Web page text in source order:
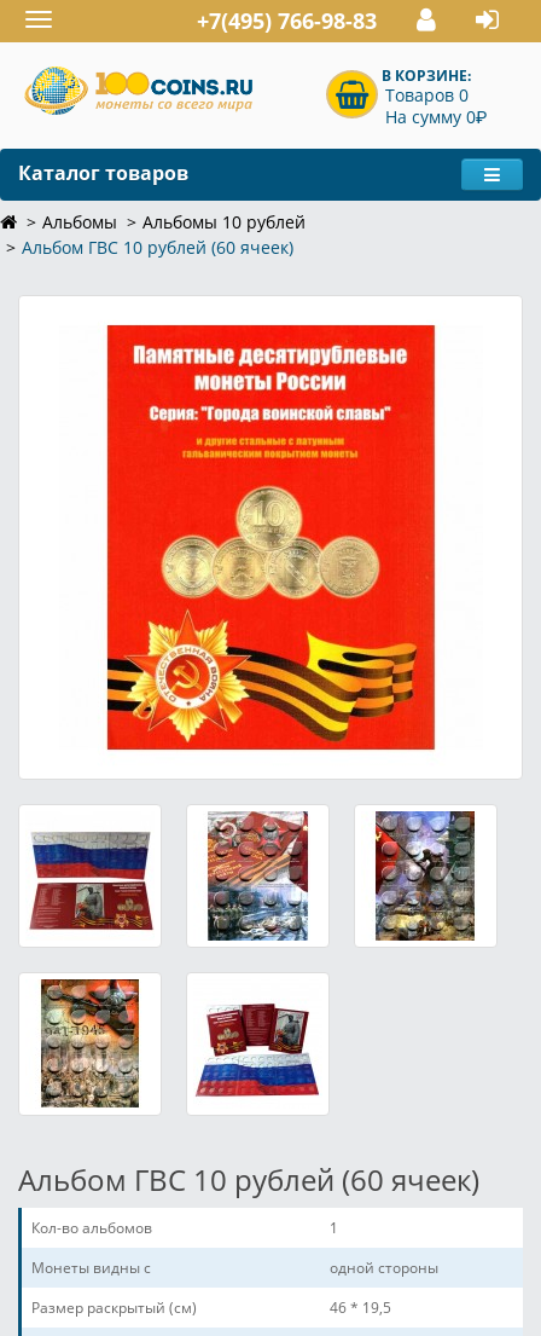
Toggle
navigation
+7(495) 766-98-83
В КОРЗИНЕ:
Товаров 0
На сумму 0P
Каталог товаров
Альбомы
Альбомы 10 рублей
Альбом ГВС 10 рублей (60 ячеек)
Альбом ГВС 10 рублей (60 ячеек)
Кол-во альбомов
1
Монеты видны с
одной стороны
Размер раскрытый (см)
46 * 19,5